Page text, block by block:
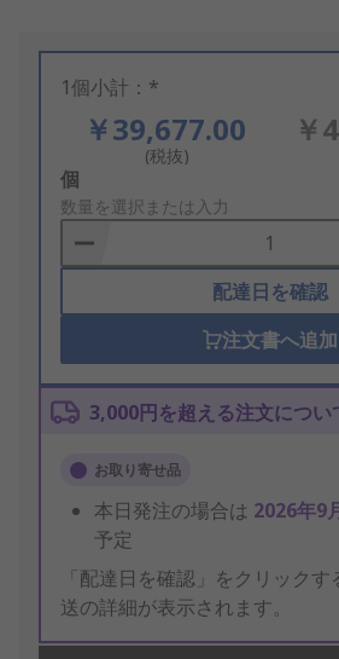
1個小計：*
￥39,677.00
(税抜)
￥
Add
to
Basket
個
数量を選択または入力
配達日を確認
注文書へ追加
3,000円を超える注文につい
お取り寄せ品
本日発注の場合は 2026年9
予定
「配達日を確認」をクリック
送の詳細が表示されます。